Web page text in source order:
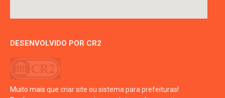
DESENVOLVIDO POR CR2
Muito mais que criar site ou sistema para prefeituras!